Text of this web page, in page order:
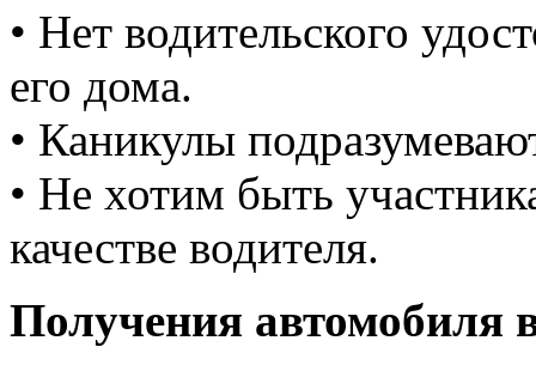
• Нет водительского
его дома.
• Каникулы
• Не хотим быть
качестве водителя.
Получения автомобиля